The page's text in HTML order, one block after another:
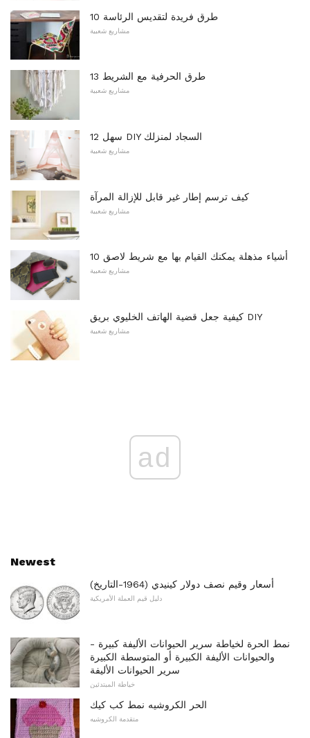
10 طرق فريدة لتقديس الرئاسة
مشاريع شعبية
13 طرق الحرفية مع الشريط
مشاريع شعبية
12 سهل DIY السجاد لمنزلك
مشاريع شعبية
كيف ترسم إطار غير قابل للإزالة المرآة
مشاريع شعبية
10 أشياء مذهلة يمكنك القيام بها مع شريط لاصق
مشاريع شعبية
كيفية جعل قضية الهاتف الخليوي بريق DIY
مشاريع شعبية
ad
Newest
أسعار وقيم نصف دولار كينيدي (1964-التاريخ)
دليل قيم العملة الأمريكية
نمط الحرة لخياطة سرير الحيوانات الأليفة كبيرة -
والحيوانات الأليفة الكبيرة أو المتوسطة الكبيرة
سرير الحيوانات الأليفة
خياطة المبتدئين
الحر الكروشيه نمط كب كيك
متقدمة الكروشيه